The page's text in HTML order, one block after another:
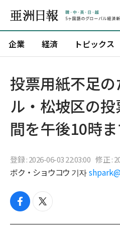
企業 経済 トピックス
投票用紙不足
ル・松坡区の
間を午後10時
登録 : 2026-06-03 22:03:00 修正 :
ボク・ショウコウ 기자
f
c
t
i